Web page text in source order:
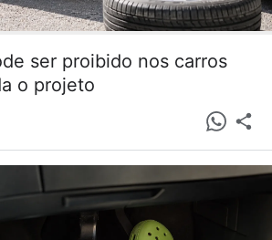
ser proibido nos carros
o projeto